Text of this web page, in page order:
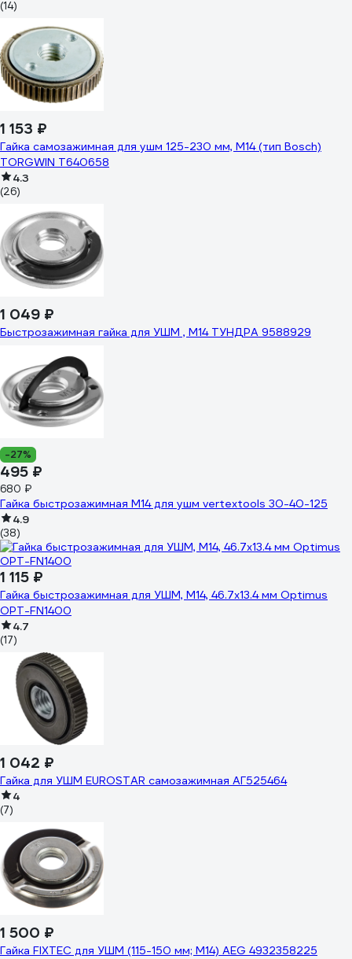
(14)
1 153 ₽
Гайка самозажимная для ушм 125-230 мм, М14 (тип Bosch)
TORGWIN T640658
4.3
(26)
1 049 ₽
Быстрозажимная гайка для УШМ , М14 ТУНДРА 9588929
-27%
495 ₽
680 ₽
Гайка быстрозажимная M14 для ушм vertextools 30-40-125
4.9
(38)
1 115 ₽
Гайка быстрозажимная для УШМ, М14, 46.7x13.4 мм Optimus
OPT-FN1400
4.7
(17)
1 042 ₽
Гайка для УШМ EUROSTAR самозажимная АГ525464
4
(7)
1 500 ₽
Гайка FIXTEC для УШМ (115-150 мм; М14) AEG 4932358225